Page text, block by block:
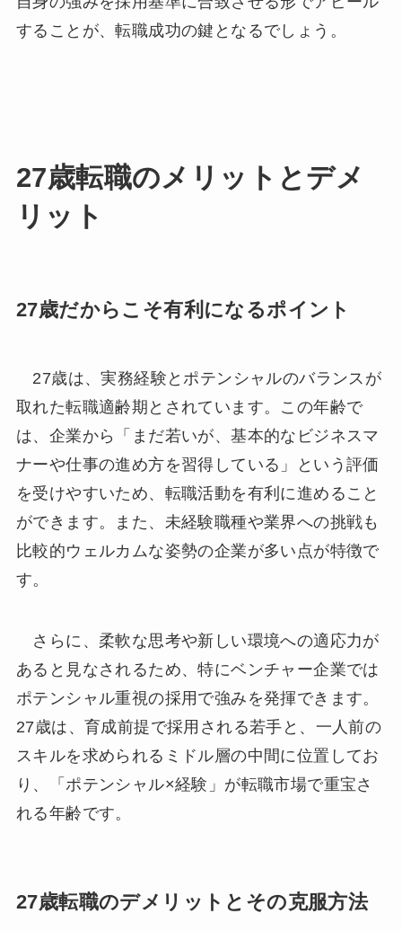
することが、転職成功の鍵となるでしょう。
27歳転職のメリットとデメ
リット
27歳だからこそ有利になるポイント
27歳は、実務経験とポテンシャルのバランスが
取れた転職適齢期とされています。この年齢で
は、企業から「まだ若いが、基本的なビジネスマ
ナーや仕事の進め方を習得している」という評価
を受けやすいため、転職活動を有利に進めること
ができます。また、未経験職種や業界への挑戦も
比較的ウェルカムな姿勢の企業が多い点が特徴で
す。
さらに、柔軟な思考や新しい環境への適応力が
あると見なされるため、特にベンチャー企業では
ポテンシャル重視の採用で強みを発揮できます。
27歳は、育成前提で採用される若手と、一人前の
スキルを求められるミドル層の中間に位置してお
り、「ポテンシャル×経験」が転職市場で重宝さ
れる年齢です。
27歳転職のデメリットとその克服方法